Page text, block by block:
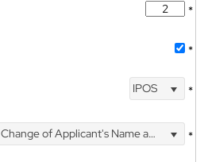
*
*
IPOS *
Change of Applicant's Name and Address *